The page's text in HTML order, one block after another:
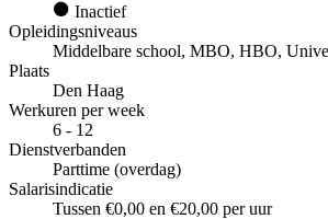
Inactief
Opleidingsniveaus
Middelbare school, MBO, HBO,
Plaats
Den Haag
Werkuren per week
6 - 12
Dienstverbanden
Parttime (overdag)
Salarisindicatie
Tussen €0,00 en €20,00 per uur